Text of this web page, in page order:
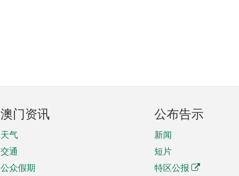
澳门资讯
天气
交通
公众假期
公布告示
新闻
短片
特区公报